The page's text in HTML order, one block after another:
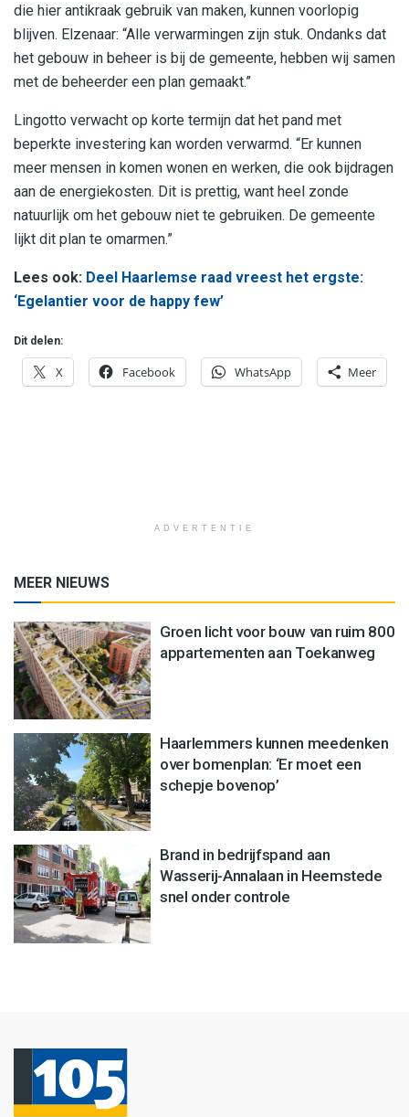
die hier antikraak gebruik van maken, kunnen voorlopig
blijven. Elzenaar: “Alle verwarmingen zijn stuk. Ondanks dat
het gebouw in beheer is bij de gemeente, hebben wij samen
met de beheerder een plan gemaakt.”
Lingotto verwacht op korte termijn dat het pand met
beperkte investering kan worden verwarmd. “Er kunnen
meer mensen in komen wonen en werken, die ook bijdragen
aan de energiekosten. Dit is prettig, want heel zonde
natuurlijk om het gebouw niet te gebruiken. De gemeente
lijkt dit plan te omarmen.”
Lees ook: Deel Haarlemse raad vreest het ergste:
‘Egelantier voor de happy few’
Dit delen:
X Facebook WhatsApp Meer
ADVERTENTIE
MEER NIEUWS
Groen licht voor bouw van ruim 800
appartementen aan Toekanweg
Haarlemmers kunnen meedenken
over bomenplan: ‘Er moet een
schepje bovenop’
Brand in bedrijfspand aan
Wasserij-Annalaan in Heemstede
snel onder controle